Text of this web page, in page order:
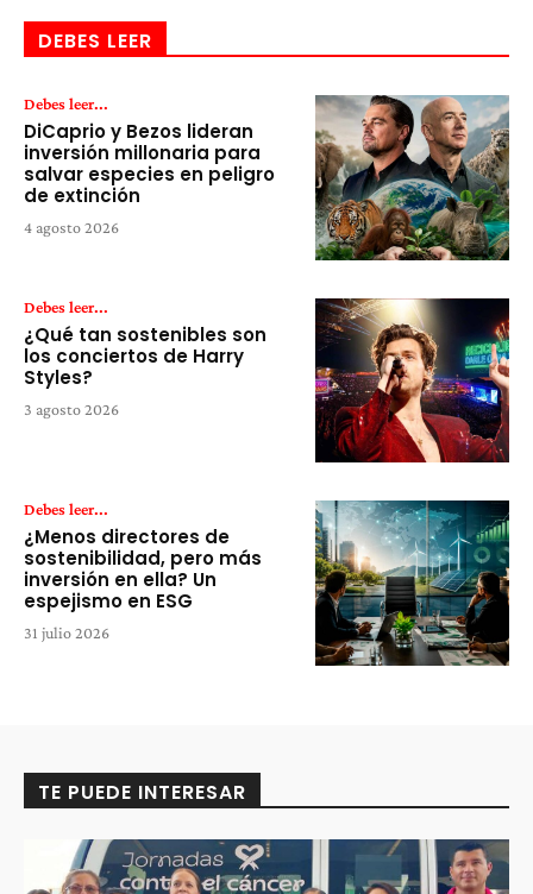
DEBES LEER
Debes leer...
DiCaprio y Bezos lideran
inversión millonaria para
salvar especies en peligro
de extinción
4 agosto 2026
Debes leer...
¿Qué tan sostenibles son
los conciertos de Harry
Styles?
3 agosto 2026
Debes leer...
¿Menos directores de
sostenibilidad, pero más
inversión en ella? Un
espejismo en ESG
31 julio 2026
TE PUEDE INTERESAR